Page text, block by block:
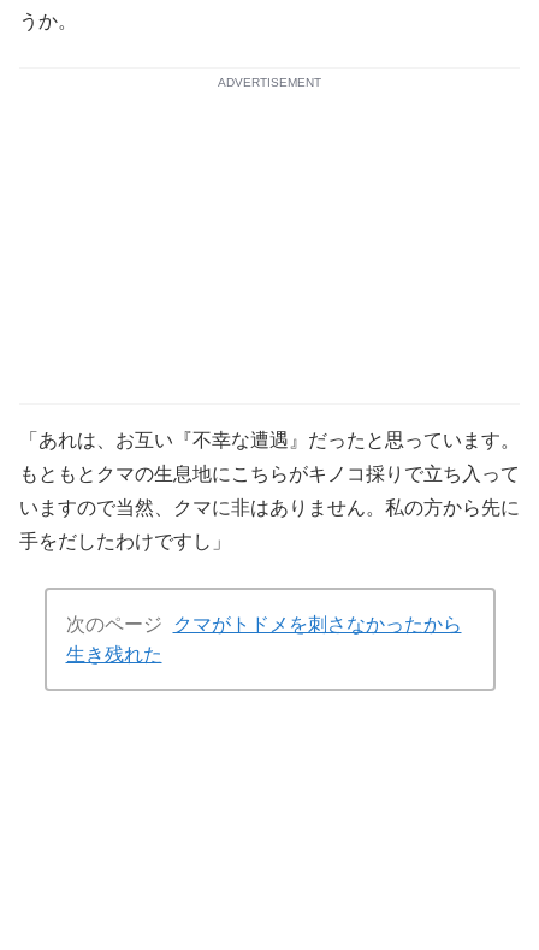
うか。
ADVERTISEMENT
「あれは、お互い『不幸な遭遇』だったと思っています。
もともとクマの生息地にこちらがキノコ採りで立ち入って
いますので当然、クマに非はありません。私の方から先に
手をだしたわけですし」
次のページ
クマがトドメを刺さなかったから
生き残れた